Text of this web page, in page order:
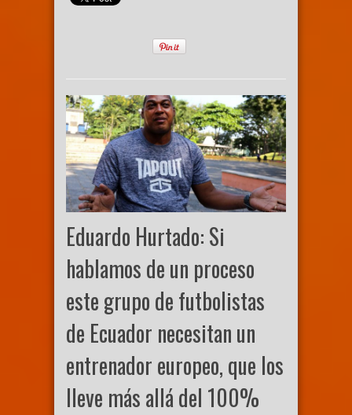
Eduardo Hurtado: Si
hablamos de un proceso
este grupo de futbolistas
de Ecuador necesitan un
entrenador europeo, que los
lleve más allá del 100%